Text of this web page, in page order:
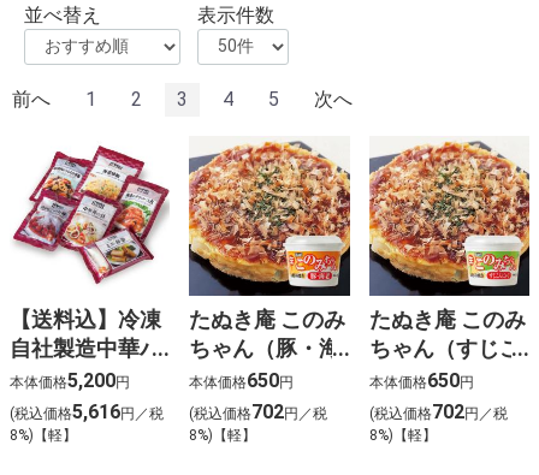
並べ替え
表示件数
前へ 1 2 3 4 5 次へ
【送料込】冷凍
自社製造中華バ
ラエティセット
本体価格5,200円
(税込価格5,616円／税
8%)【軽】
たぬき庵 このみ
ちゃん（豚・海
老）1人前
本体価格650円
(税込価格702円／税
8%)【軽】
たぬき庵 このみ
ちゃん（すじこ
んにゃく）1人
前
本体価格650円
(税込価格702円／税
8%)【軽】